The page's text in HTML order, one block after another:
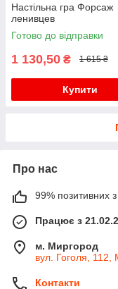
Настільна гра Форсаж
ленивцев
Готово до відправки
1 130,50 ₴ 1 615 ₴
Купити
Про нас
99% позитивних з
Працює з
м. Миргород
вул. Гоголя, 112,
Контакти